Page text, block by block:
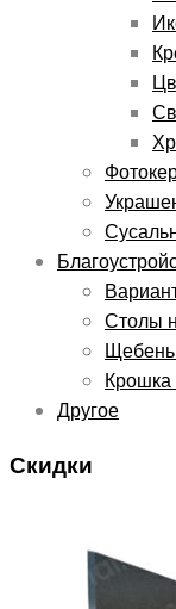
Столы
Крошка
Другое
Скидки